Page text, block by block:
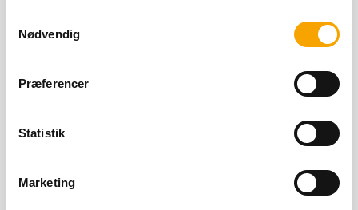
Nødvendig
Præferencer
Statistik
Marketing